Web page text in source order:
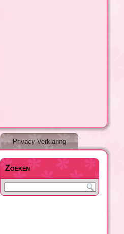
Privacy Verklaring
Zoeken